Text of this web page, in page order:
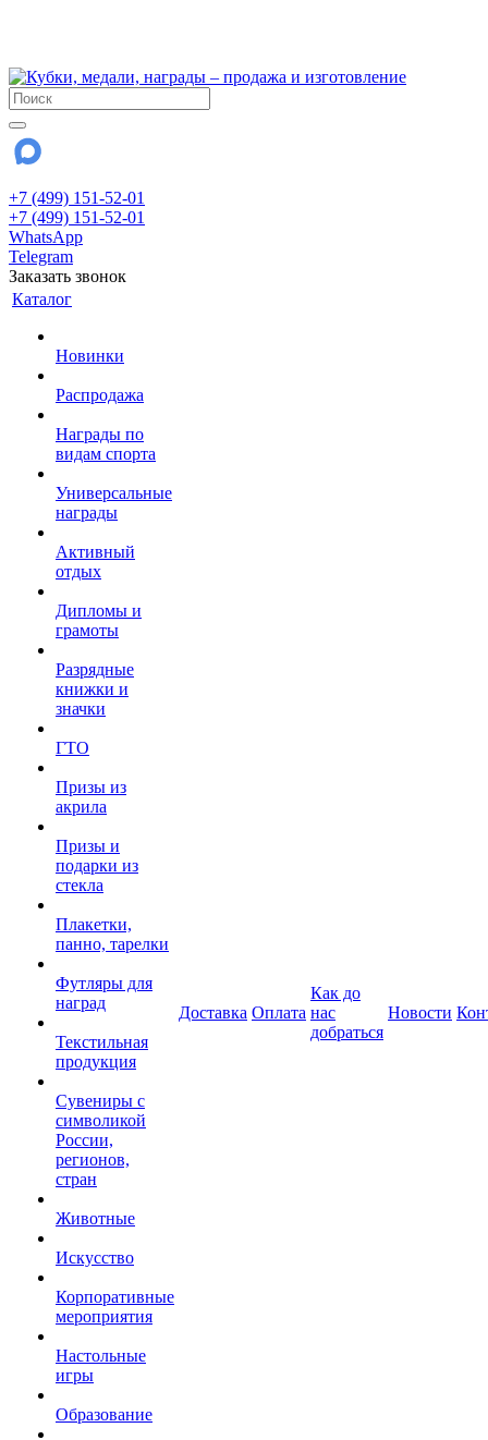
+7 (499) 151-52-01
+7 (499) 151-52-01
WhatsApp
Telegram
Заказать звонок
Каталог
Новинки
Распродажа
Награды по
видам спорта
Универсальные
награды
Активный
отдых
Дипломы и
грамоты
Разрядные
книжки и
значки
ГТО
Призы из
акрила
Призы и
подарки из
стекла
Плакетки,
панно, тарелки
Футляры для
наград
Текстильная
продукция
Сувениры с
символикой
России,
регионов,
стран
Животные
Искусство
Корпоративные
мероприятия
Настольные
игры
Образование
Доставка Оплата
Как до
нас
добраться
Новости